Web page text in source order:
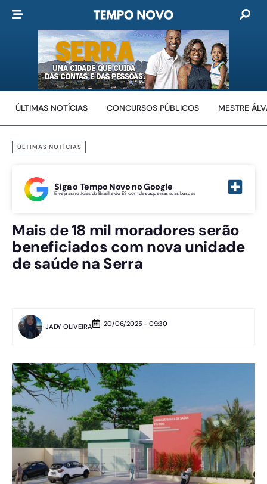
ÚLTIMAS NOTÍCIAS CONCURSOS PÚBLICOS MESTRE
ÚLTIMAS NOTÍCIAS
Siga o Tempo Novo no Google
E veja as notícias do Brasil e do ES com destaque nas suas buscas
Mais de 18 mil moradores serão
beneficiados com nova unidade
de saúde na Serra
JADY OLIVEIRA 20/06/2025 - 09:30